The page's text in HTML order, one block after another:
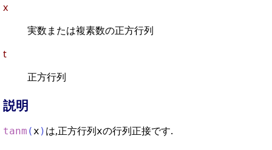
x
実数または複素数の正方行列
t
正方行列
説明
tanm (x ) は,正方行列xの行列正接です.